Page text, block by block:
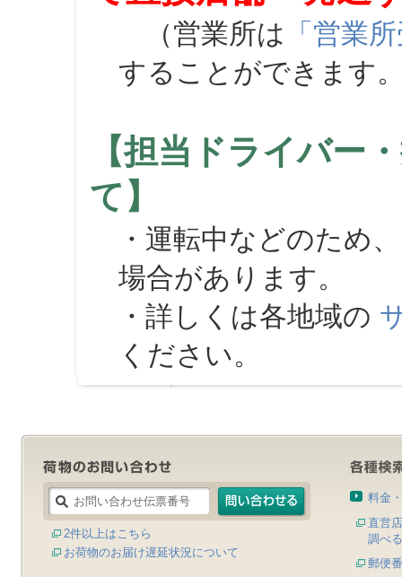
（営業所は 「営業
することができます
【担当ドライバー
て】
・運転中などのため
場合があります。
・詳しくは各地域の
ください。
2件以上はこちら
お荷物のお届け遅延状況について
料金
直営
調べる
郵便